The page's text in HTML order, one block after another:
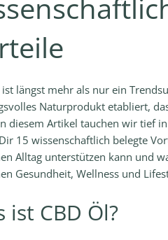
ist längst mehr als nur ein
Naturprodukt etabliert,
diesem Artikel tauchen wir tief
15 wissenschaftlich belegte
Alltag unterstützen kann und
Gesundheit, Wellness und
ist CBD Öl?